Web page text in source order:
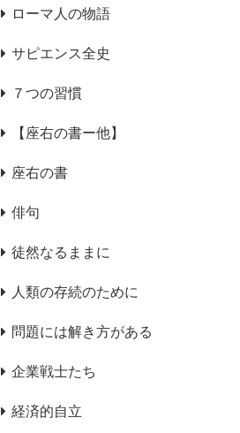
ローマ人の物語
サピエンス全史
７つの習慣
【座右の書ー他】
座右の書
俳句
徒然なるままに
人類の存続のために
問題には解き方がある
企業戦士たち
経済的自立